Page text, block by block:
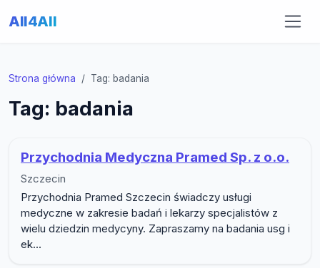
All4All
Strona główna Tag: badania
Tag: badania
Przychodnia Medyczna Pramed Sp. z o.o.
Szczecin
Przychodnia Pramed Szczecin świadczy usługi
medyczne w zakresie badań i lekarzy specjalistów z
wielu dziedzin medycyny. Zapraszamy na badania usg i
ek...